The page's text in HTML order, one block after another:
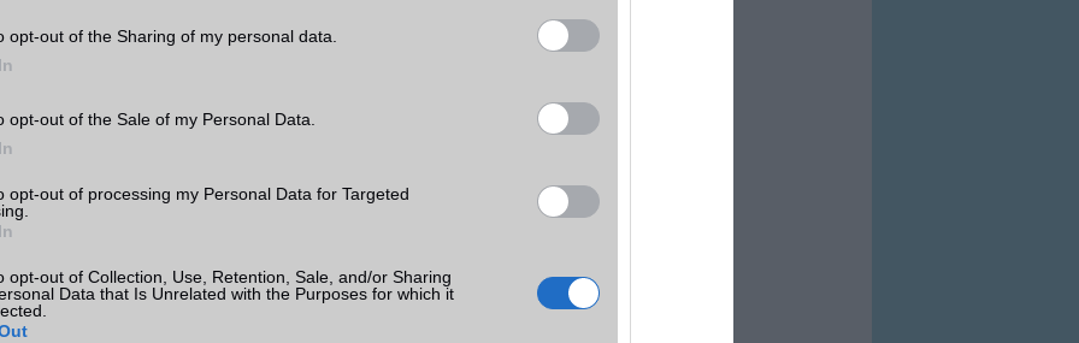
opt-out of the Sharing of my personal data.
opt-out of the Sale of my Personal Data.
opt-out of processing my Personal Data for Targeted
opt-out of Collection, Use, Retention, Sale, and/or Sharing
Data that Is Unrelated with the Purposes for which it
Állapot Szín Bruttó ár